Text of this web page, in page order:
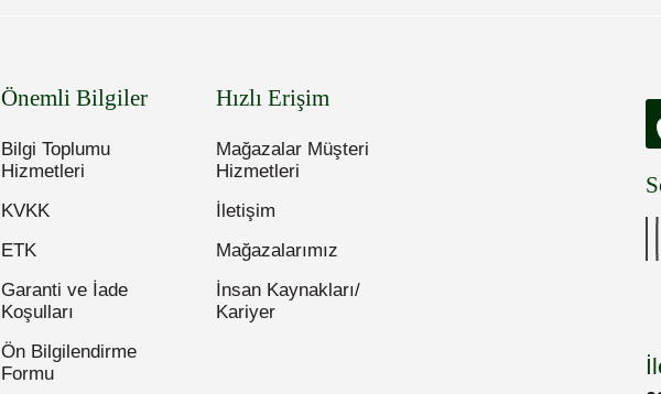
Önemli Bilgiler
Bilgi Toplumu
Hizmetleri
KVKK
ETK
Garanti ve İade
Koşulları
Ön Bilgilendirme
Formu
Hızlı Erişim
Mağazalar Müşteri
Hizmetleri
İletişim
Mağazalarımız
İnsan Kaynakları/
Kariyer